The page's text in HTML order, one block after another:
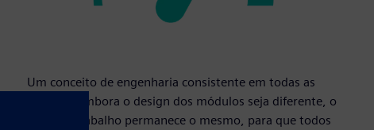
Um conceito de engenharia consistente em todas as
famílias. Embora o design dos módulos seja diferente, o
fluxo de trabalho permanece o mesmo, para que todos